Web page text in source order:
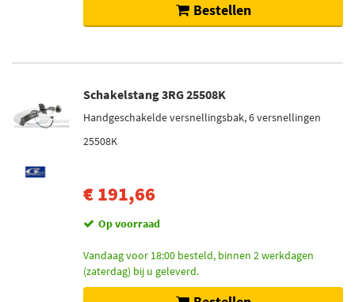
Bestellen
Schakelstang 3RG 25508K
Handgeschakelde versnellingsbak, 6 versnellingen
25508K
€ 191,66
Op voorraad
Vandaag voor 18:00 besteld, binnen 2 werkdagen
(zaterdag) bij u geleverd.